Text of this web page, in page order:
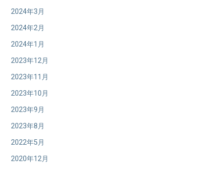
2024年3月
2024年2月
2024年1月
2023年12月
2023年11月
2023年10月
2023年9月
2023年8月
2022年5月
2020年12月